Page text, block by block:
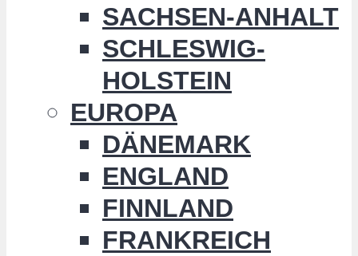
SACHSEN-ANHALT
SCHLESWIG-
HOLSTEIN
EUROPA
DÄNEMARK
ENGLAND
FINNLAND
FRANKREICH